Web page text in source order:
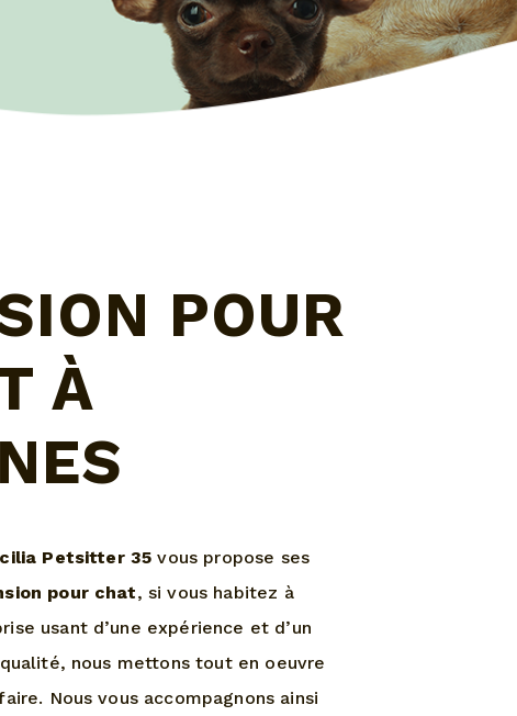
POUR
À
Petsitter 35 vous propose ses
pour chat, si vous habitez à
usant d’une expérience et d’un
nous mettons tout en oeuvre
Nous vous accompagnons ainsi